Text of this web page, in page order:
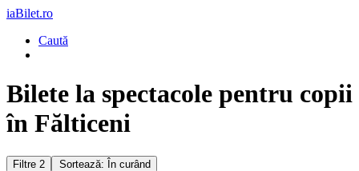
iaBilet.ro
Caută
Bilete la spectacole pentru copii
în Fălticeni
Filtre 2
Sortează: În curând